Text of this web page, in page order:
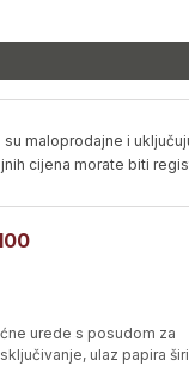
su maloprodajne i
cijena morate biti
urede s posudom za
ulaz papira